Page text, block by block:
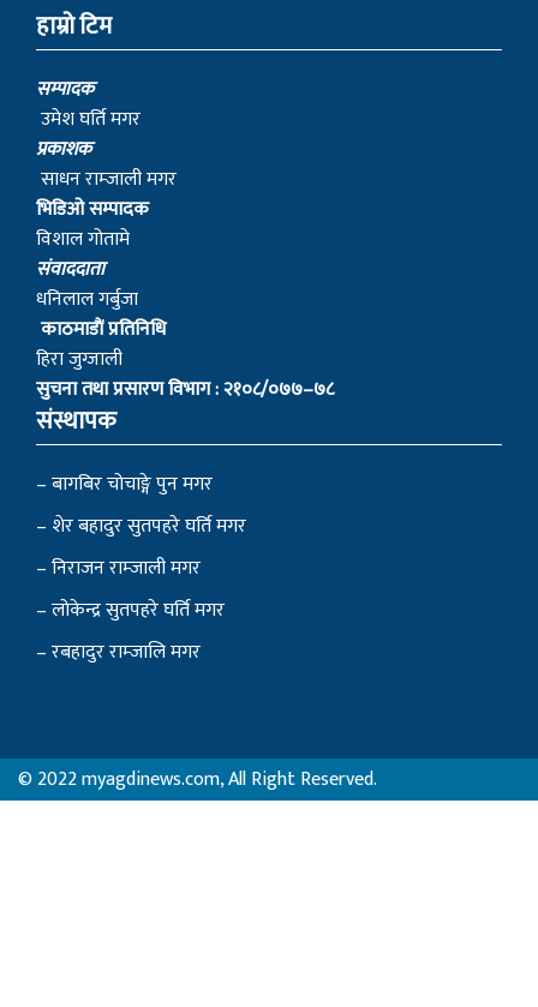
हाम्रो टिम
सम्पादक
उमेश घर्ति मगर
प्रकाशक
साधन राम्जाली मगर
भिडिओ सम्पादक
विशाल गोतामे
स‌ंवाददाता
धनिलाल गर्बुजा
काठमाडाैं प्रतिनिधि
हिरा जुग्जाली
सुचना तथा प्रसारण विभाग : २१०८/०७७–७८
संस्थापक
– बागबिर चोचाङ्गे पुन मगर
– शेर बहादुर सुतपहरे घर्ति मगर
– निराजन राम्जाली मगर
– लोकेन्द्र सुतपहरे घर्ति मगर
– रबहादुर राम्जालि मगर
© 2022 myagdinews.com, All Right Reserved.